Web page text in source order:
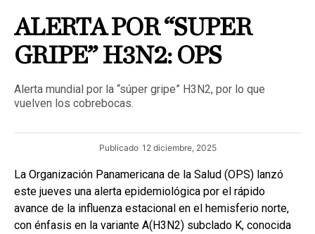
ALERTA POR “SUPER
GRIPE” H3N2: OPS
Alerta mundial por la “súper gripe” H3N2, por lo que
vuelven los cobrebocas.
Publicado 12 diciembre, 2025
La Organización Panamericana de la Salud (OPS) lanzó
este jueves una alerta epidemiológica por el rápido
avance de la influenza estacional en el hemisferio norte,
con énfasis en la variante A(H3N2) subclado K, conocida